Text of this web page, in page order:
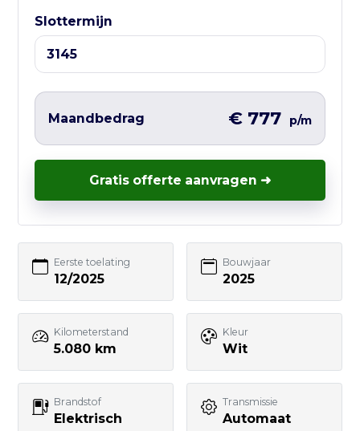
Ma t/m Vr — 10:00 tot 17:00
Liever direct contact?
je op – vaak nog dezelfde werkdag.
E-mailadres
Slottermijn
Maandbedrag € 777 p/m
Gratis offerte aanvragen ➜
Eerste toelating
12/2025
Bouwjaar
2025
Kilometerstand
5.080 km
Kleur
Wit
Brandstof
Elektrisch
Transmissie
Automaat